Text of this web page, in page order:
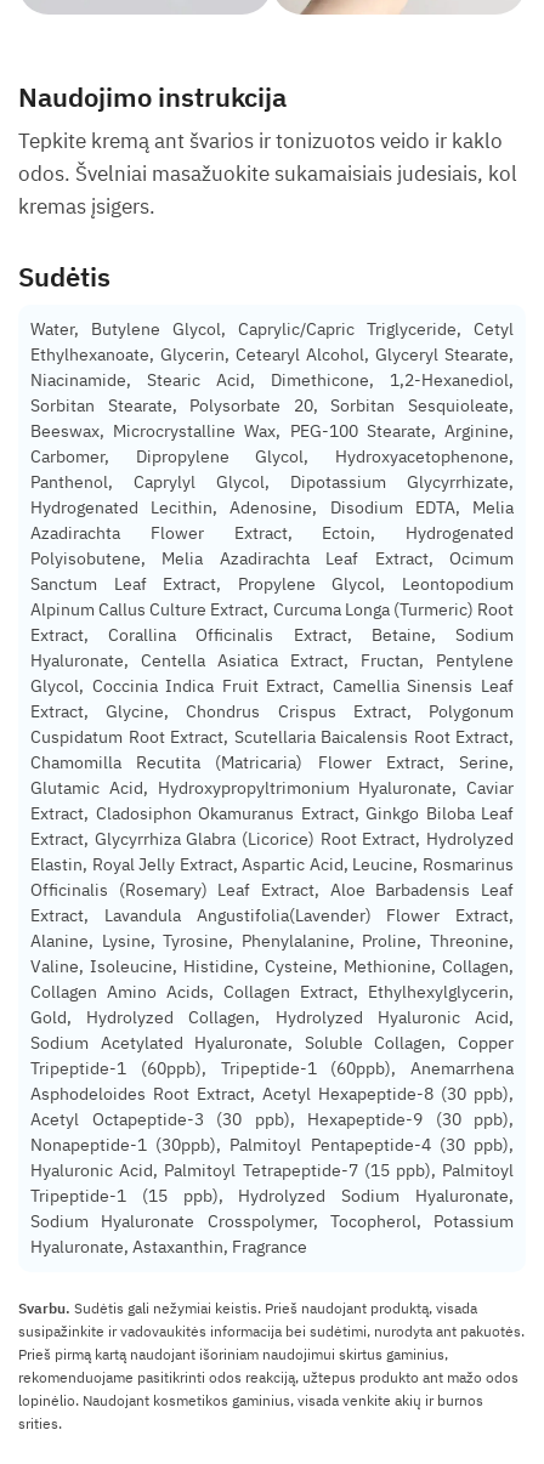
Naudojimo instrukcija
Tepkite kremą ant švarios ir tonizuotos veido ir kaklo
odos. Švelniai masažuokite sukamaisiais judesiais, kol
kremas įsigers.
Sudėtis
Water, Butylene Glycol, Caprylic/Capric Triglyceride, Cetyl
Ethylhexanoate, Glycerin, Cetearyl Alcohol, Glyceryl Stearate,
Niacinamide, Stearic Acid, Dimethicone, 1,2-Hexanediol,
Sorbitan Stearate, Polysorbate 20, Sorbitan Sesquioleate,
Beeswax, Microcrystalline Wax, PEG-100 Stearate, Arginine,
Carbomer, Dipropylene Glycol, Hydroxyacetophenone,
Panthenol, Caprylyl Glycol, Dipotassium Glycyrrhizate,
Hydrogenated Lecithin, Adenosine, Disodium EDTA, Melia
Azadirachta Flower Extract, Ectoin, Hydrogenated
Polyisobutene, Melia Azadirachta Leaf Extract, Ocimum
Sanctum Leaf Extract, Propylene Glycol, Leontopodium
Alpinum Callus Culture Extract, Curcuma Longa (Turmeric) Root
Extract, Corallina Officinalis Extract, Betaine, Sodium
Hyaluronate, Centella Asiatica Extract, Fructan, Pentylene
Glycol, Coccinia Indica Fruit Extract, Camellia Sinensis Leaf
Extract, Glycine, Chondrus Crispus Extract, Polygonum
Cuspidatum Root Extract, Scutellaria Baicalensis Root Extract,
Chamomilla Recutita (Matricaria) Flower Extract, Serine,
Glutamic Acid, Hydroxypropyltrimonium Hyaluronate, Caviar
Extract, Cladosiphon Okamuranus Extract, Ginkgo Biloba Leaf
Extract, Glycyrrhiza Glabra (Licorice) Root Extract, Hydrolyzed
Elastin, Royal Jelly Extract, Aspartic Acid, Leucine, Rosmarinus
Officinalis (Rosemary) Leaf Extract, Aloe Barbadensis Leaf
Extract, Lavandula Angustifolia(Lavender) Flower Extract,
Alanine, Lysine, Tyrosine, Phenylalanine, Proline, Threonine,
Valine, Isoleucine, Histidine, Cysteine, Methionine, Collagen,
Collagen Amino Acids, Collagen Extract, Ethylhexylglycerin,
Gold, Hydrolyzed Collagen, Hydrolyzed Hyaluronic Acid,
Sodium Acetylated Hyaluronate, Soluble Collagen, Copper
Tripeptide-1 (60ppb), Tripeptide-1 (60ppb), Anemarrhena
Asphodeloides Root Extract, Acetyl Hexapeptide-8 (30 ppb),
Acetyl Octapeptide-3 (30 ppb), Hexapeptide-9 (30 ppb),
Nonapeptide-1 (30ppb), Palmitoyl Pentapeptide-4 (30 ppb),
Hyaluronic Acid, Palmitoyl Tetrapeptide-7 (15 ppb), Palmitoyl
Tripeptide-1 (15 ppb), Hydrolyzed Sodium Hyaluronate,
Sodium Hyaluronate Crosspolymer, Tocopherol, Potassium
Hyaluronate, Astaxanthin, Fragrance
Svarbu. Sudėtis gali nežymiai keistis. Prieš naudojant produktą, visada
susipažinkite ir vadovaukitės informacija bei sudėtimi, nurodyta ant pakuotės.
Prieš pirmą kartą naudojant išoriniam naudojimui skirtus gaminius,
rekomenduojame pasitikrinti odos reakciją, užtepus produkto ant mažo odos
lopinėlio. Naudojant kosmetikos gaminius, visada venkite akių ir burnos
srities.